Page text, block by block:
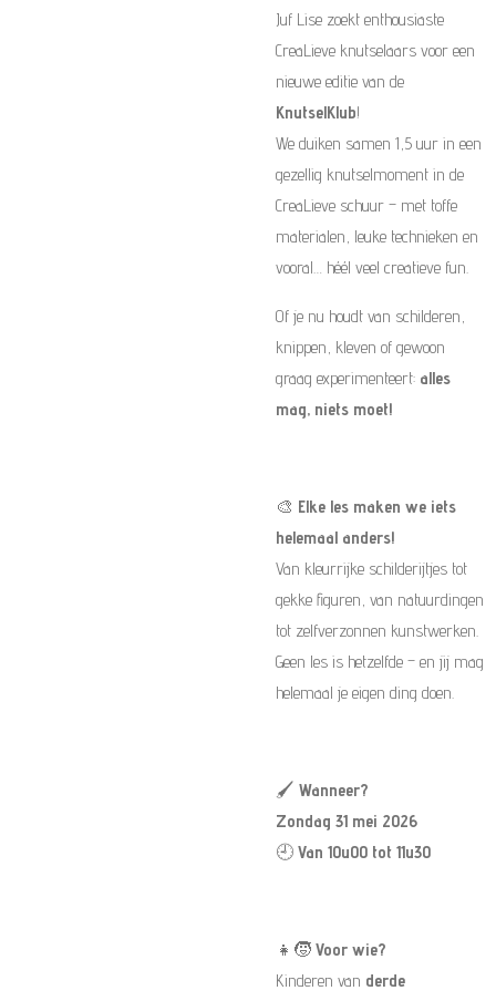
Juf Lise zoekt enthousiaste
CreaLieve knutselaars voor een
nieuwe editie van de
KnutselKlub!
We duiken samen 1,5 uur in een
gezellig knutselmoment in de
CreaLieve schuur – met toffe
materialen, leuke technieken en
vooral… héél veel creatieve fun.
Of je nu houdt van schilderen,
knippen, kleven of gewoon
graag experimenteert: alles
mag, niets moet!
🎨 Elke les maken we iets
helemaal anders!
Van kleurrijke schilderijtjes tot
gekke figuren, van natuurdingen
tot zelfverzonnen kunstwerken.
Geen les is hetzelfde – en jij mag
helemaal je eigen ding doen.
🖌️ Wanneer?
Zondag 31 mei 2026
🕘 Van 10u00 tot 11u30
👧🧒 Voor wie?
Kinderen van derde